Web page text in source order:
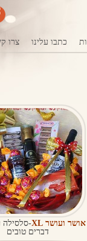
כתבו עלינו צרו
אושר ועושר XL
-
דברים טובים